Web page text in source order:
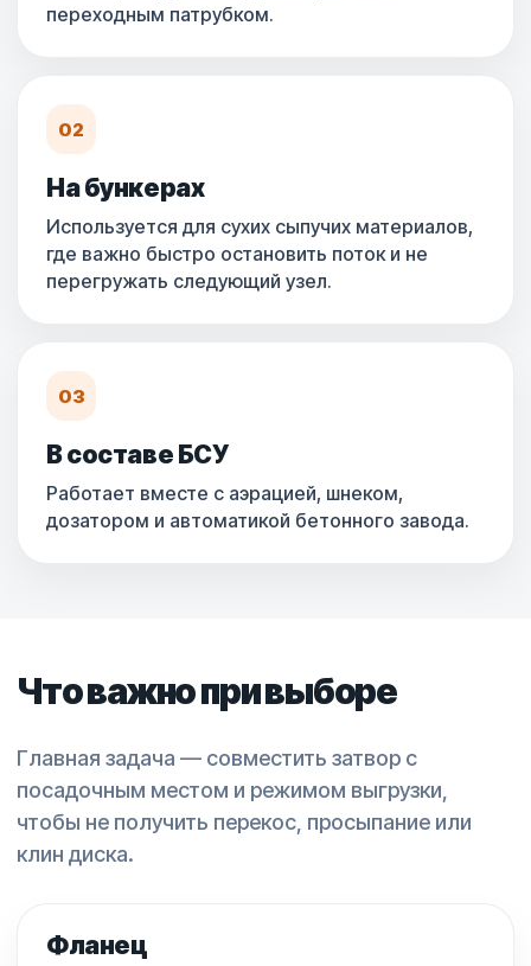
переходным патрубком.
02
На бункерах
Используется для сухих сыпучих материалов,
где важно быстро остановить поток и не
перегружать следующий узел.
03
В составе БСУ
Работает вместе с аэрацией, шнеком,
дозатором и автоматикой бетонного завода.
Что важно при выборе
Главная задача — совместить затвор с
посадочным местом и режимом выгрузки,
чтобы не получить перекос, просыпание или
клин диска.
Фланец